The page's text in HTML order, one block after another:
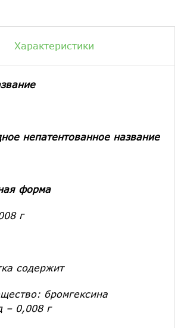
Характеристики
непатентованное название
форма
г
содержит
бромгексина
– 0,008 г